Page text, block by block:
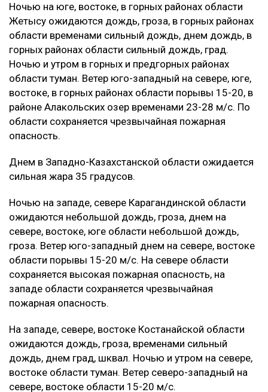
Ночью на юге, востоке, в горных районах области
Жетысу ожидаются дождь, гроза, в горных районах
области временами сильный дождь, днем дождь, в
горных районах области сильный дождь, град.
Ночью и утром в горных и предгорных районах
области туман. Ветер юго-западный на севере, юге,
востоке, в горных районах области порывы 15-20, в
районе Алакольских озер временами 23-28 м/с. По
области сохраняется чрезвычайная пожарная
опасность.
Днем в Западно-Казахстанской области ожидается
сильная жара 35 градусов.
Ночью на западе, севере Карагандинской области
ожидаются небольшой дождь, гроза, днем на
севере, востоке, юге области небольшой дождь,
гроза. Ветер юго-западный днем на севере, востоке
области порывы 15-20 м/с. На севере области
сохраняется высокая пожарная опасность, на
западе области сохраняется чрезвычайная
пожарная опасность.
На западе, севере, востоке Костанайской области
ожидаются дождь, гроза, временами сильный
дождь, днем град, шквал. Ночью и утром на севере,
востоке области туман. Ветер северо-западный на
севере, востоке области 15-20 м/с.